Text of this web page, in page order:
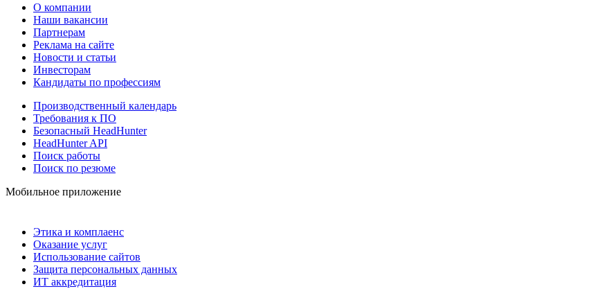
О компании
Наши вакансии
Партнерам
Реклама на сайте
Новости и статьи
Инвесторам
Кандидаты по профессиям
Производственный календарь
Требования к ПО
Безопасный HeadHunter
HeadHunter API
Поиск работы
Поиск по резюме
Мобильное приложение
Этика и комплаенс
Оказание услуг
Использование сайтов
Защита персональных данных
ИТ аккредитация